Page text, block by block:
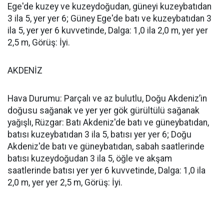
Ege'de kuzey ve kuzeydoğudan, güneyi kuzeybatıdan
3 ila 5, yer yer 6; Güney Ege'de batı ve kuzeybatıdan 3
ila 5, yer yer 6 kuvvetinde, Dalga: 1,0 ila 2,0 m, yer yer
2,5 m, Görüş: İyi.
AKDENİZ
Hava Durumu: Parçalı ve az bulutlu, Doğu Akdeniz’in
doğusu sağanak ve yer yer gök gürültülü sağanak
yağışlı, Rüzgar: Batı Akdeniz'de batı ve güneybatıdan,
batısı kuzeybatıdan 3 ila 5, batısı yer yer 6; Doğu
Akdeniz'de batı ve güneybatıdan, sabah saatlerinde
batısı kuzeydoğudan 3 ila 5, öğle ve akşam
saatlerinde batısı yer yer 6 kuvvetinde, Dalga: 1,0 ila
2,0 m, yer yer 2,5 m, Görüş: İyi.